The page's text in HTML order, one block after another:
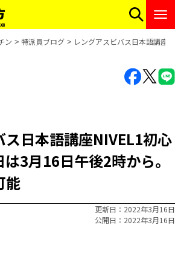
ン 特派員ブログ レングアスビバス日本語講座
ス日本語講座NIVEL1初心
3月16日午後2時から。
能
更新日
2022年3月16日
公開日
2022年3月16日